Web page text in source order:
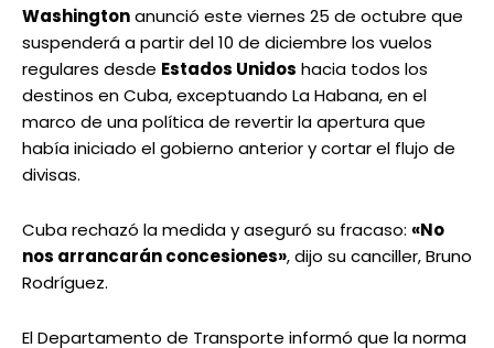
Washingtonanunció este viernes 25 de octubre que
suspenderá a partir del 10 de diciembre los vuelos
regulares desde Estados Unidos hacia todos los
destinos en Cuba, exceptuando La Habana, en el
marco de una política de revertir la apertura que
había iniciado el gobierno anterior y cortar el flujo de
divisas.
Cuba rechazó la medida y aseguró su fracaso: «No
nos arrancarán concesiones», dijo su canciller, Bruno
Rodríguez.
El Departamento de Transporte informó que la norma